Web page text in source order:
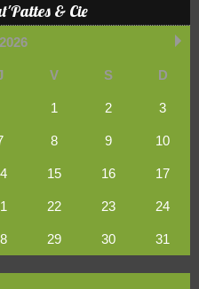
& Cie
V S D
1 2 3
8 9 10
15 16 17
22 23 24
29 30 31